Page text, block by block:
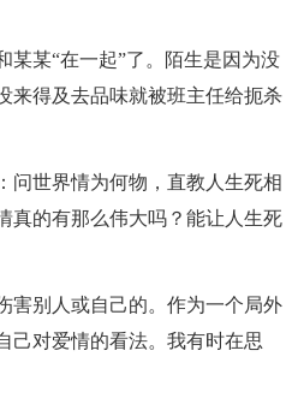
某某“在一起”了。陌生是因为没
来得及去品味就被班主任给扼杀
问世界情为何物，直教人生死相
真的有那么伟大吗？能让人生死
害别人或自己的。作为一个局外
己对爱情的看法。我有时在思